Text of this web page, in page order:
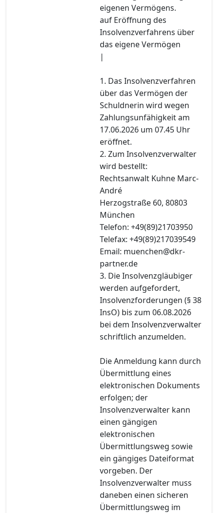
eigenen Vermögens.
auf Eröffnung des
Insolvenzverfahrens über
das eigene Vermögen
|
1. Das Insolvenzverfahren
über das Vermögen der
Schuldnerin wird wegen
Zahlungsunfähigkeit am
17.06.2026 um 07.45 Uhr
eröffnet.
2. Zum Insolvenzverwalter
wird bestellt:
Rechtsanwalt Kuhne Marc-
André
Herzogstraße 60, 80803
München
Telefon: +49(89)21703950
Telefax: +49(89)217039549
Email: muenchen@dkr-
partner.de
3. Die Insolvenzgläubiger
werden aufgefordert,
Insolvenzforderungen (§ 38
InsO) bis zum 06.08.2026
bei dem Insolvenzverwalter
schriftlich anzumelden.
Die Anmeldung kann durch
Übermittlung eines
elektronischen Dokuments
erfolgen; der
Insolvenzverwalter kann
einen gängigen
elektronischen
Übermittlungsweg sowie
ein gängiges Dateiformat
vorgeben. Der
Insolvenzverwalter muss
daneben einen sicheren
Übermittlungsweg im